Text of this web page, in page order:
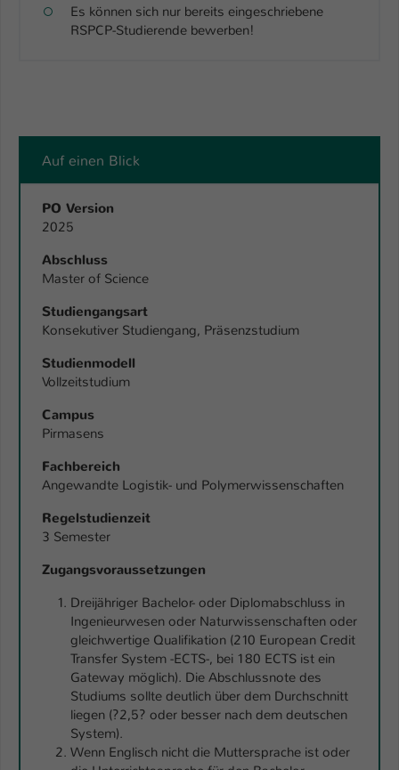
Es können sich nur bereits eingeschriebene
RSPCP-Studierende bewerben!
Auf einen Blick
PO Version
2025
Abschluss
Master of Science
Studiengangsart
Konsekutiver Studiengang, Präsenzstudium
Studienmodell
Vollzeitstudium
Campus
Pirmasens
Fachbereich
Angewandte Logistik- und Polymerwissenschaften
Regelstudienzeit
3 Semester
Zugangsvoraussetzungen
Dreijähriger Bachelor- oder Diplomabschluss in
Ingenieurwesen oder Naturwissenschaften oder
gleichwertige Qualifikation (210 European Credit
Transfer System -ECTS-, bei 180 ECTS ist ein
Gateway möglich). Die Abschlussnote des
Studiums sollte deutlich über dem Durchschnitt
liegen (?2,5? oder besser nach dem deutschen
System).
Wenn Englisch nicht die Muttersprache ist oder